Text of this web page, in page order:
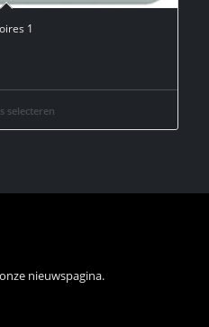
1
selecteren
nieuwspagina.